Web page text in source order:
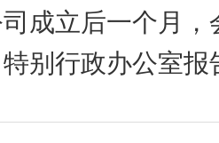
成立后一个月
别行政办公室